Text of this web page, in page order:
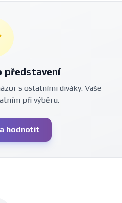
představení
s ostatními diváky. Vaše
při výběru.
hodnotit